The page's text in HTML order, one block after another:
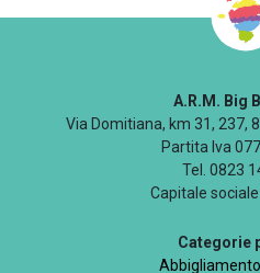
A.R.M. Big
Via Domitiana, km 31, 237,
Partita Iva
Tel. 0823
Capitale sociale
Categorie